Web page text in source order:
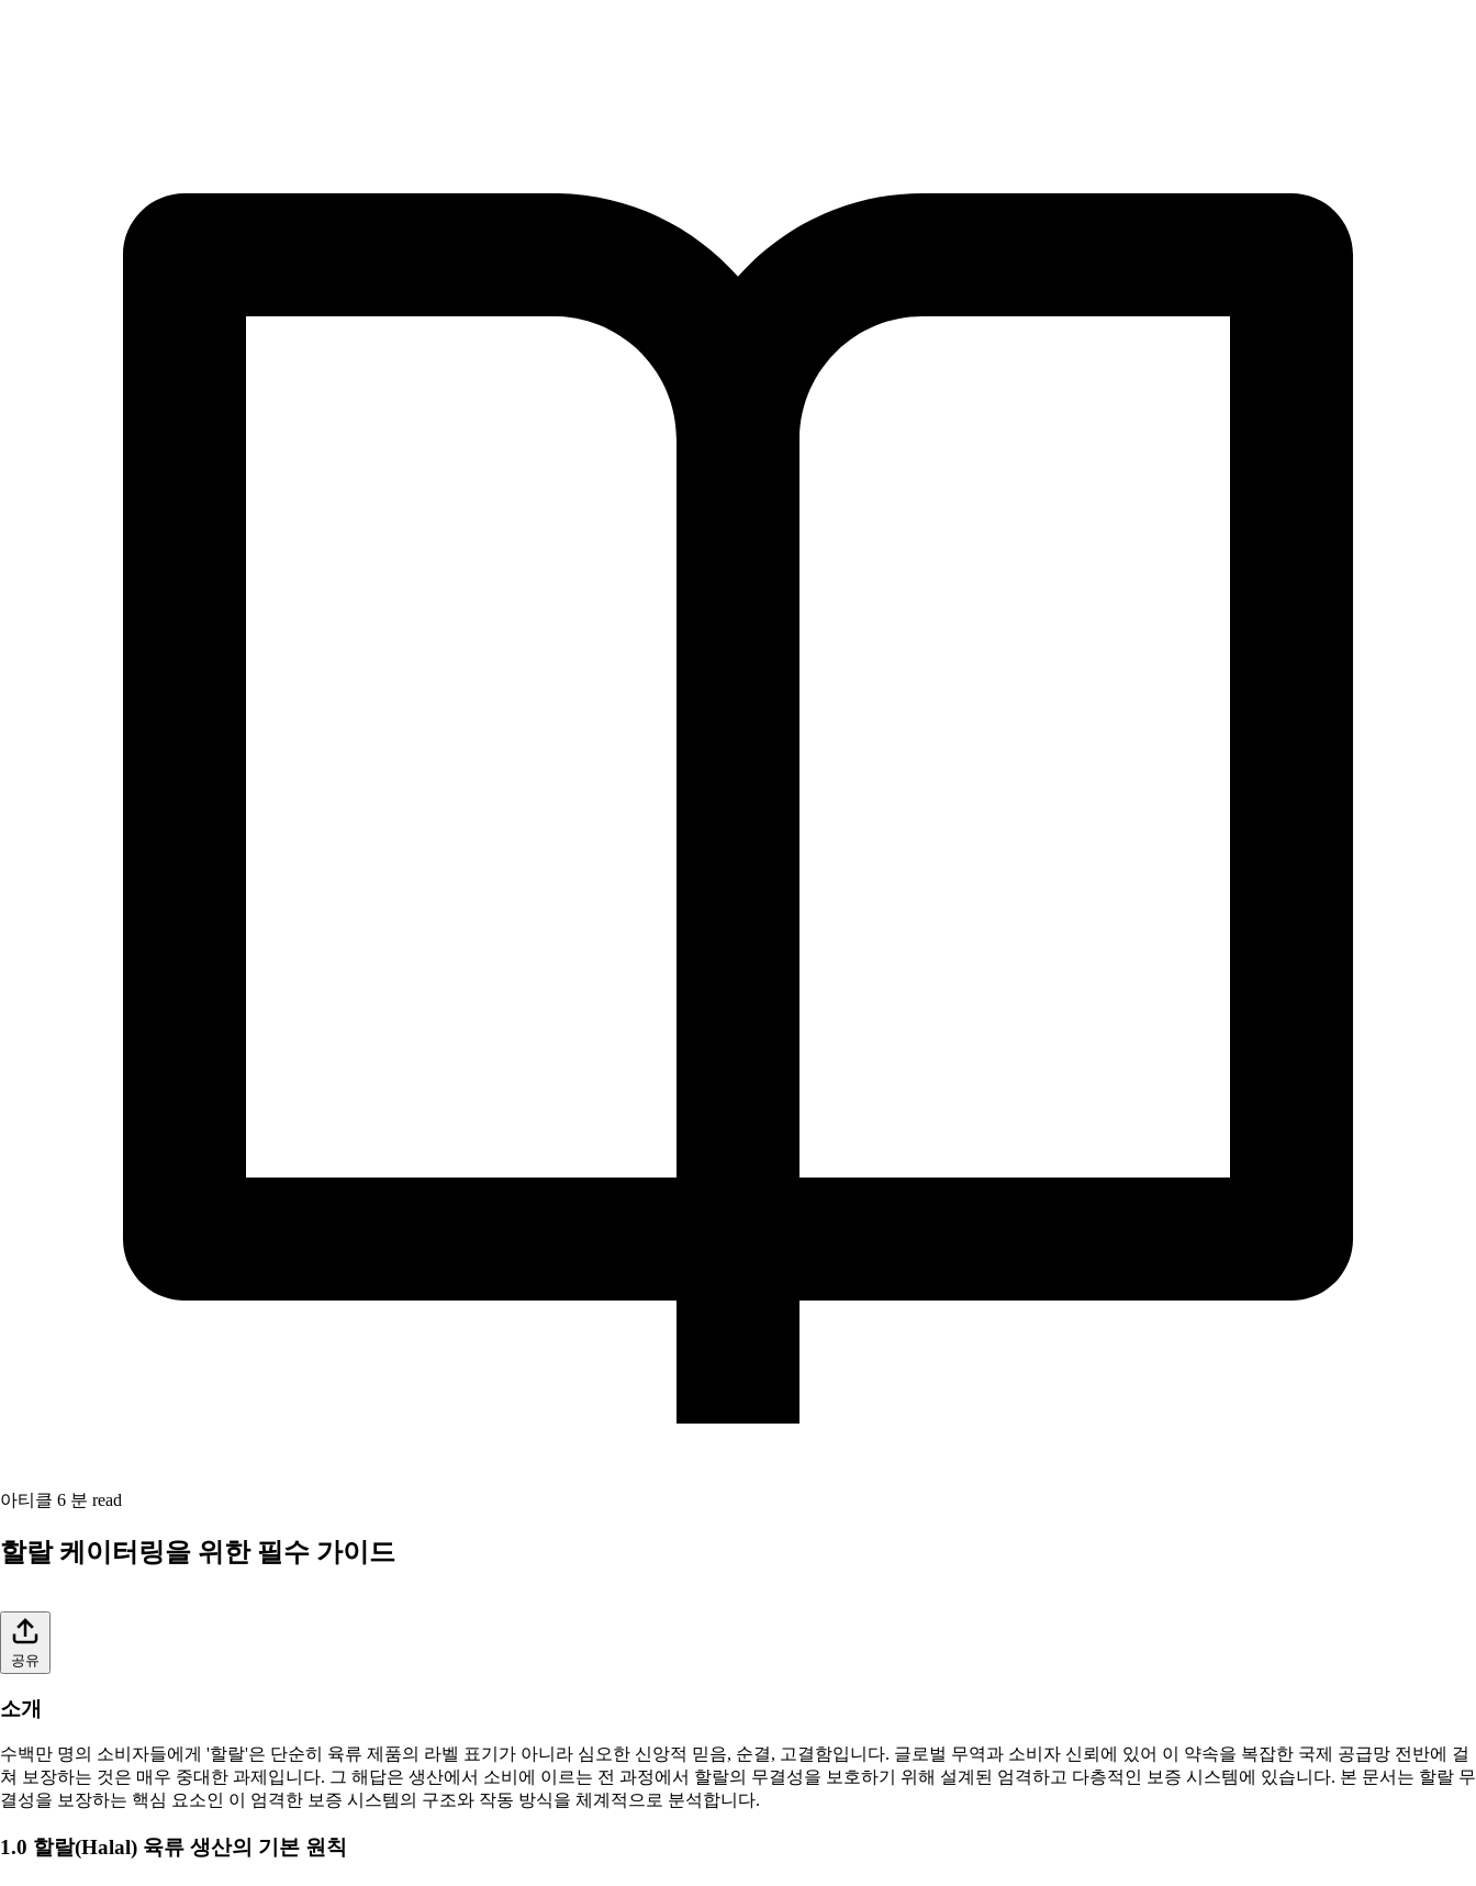
아티클 6 분 read
할랄 케이터링을 위한 필수 가이드
공유
소개
수백만 명의 소비자들에게 '할랄'은 단순히 육류 제품의 라벨 표기가 아니라 심오한 신앙적 믿음, 순결, 고결함입니다. 글로벌 무역과 소비자 신뢰에 있어 이 약속을 복잡한 국제 공급망 전반에 걸
쳐 보장하는 것은 매우 중대한 과제입니다. 그 해답은 생산에서 소비에 이르는 전 과정에서 할랄의 무결성을 보호하기 위해 설계된 엄격하고 다층적인 보증 시스템에 있습니다. 본 문서는 할랄 무
결성을 보장하는 핵심 요소인 이 엄격한 보증 시스템의 구조와 작동 방식을 체계적으로 분석합니다.
1.0 할랄(Halal) 육류 생산의 기본 원칙